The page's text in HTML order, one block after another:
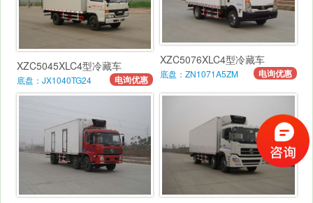
XZC5045XLC4型冷藏车
底盘：JX1040TG24 电询优惠
XZC5076XLC4型冷藏车
底盘：ZN1071A5ZM 电询优惠